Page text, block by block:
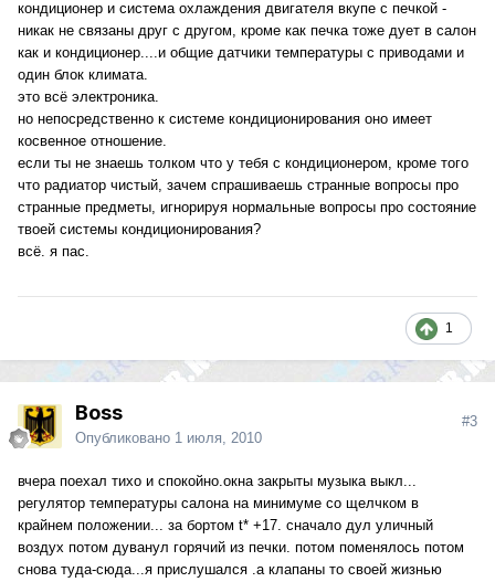
кондиционер и система охлаждения двигателя вкупе с печкой -
никак не связаны друг с другом, кроме как печка тоже дует в салон
как и кондиционер....и общие датчики температуры с приводами и
один блок климата.
это всё электроника.
но непосредственно к системе кондиционирования оно имеет
косвенное отношение.
если ты не знаешь толком что у тебя с кондиционером, кроме того
что радиатор чистый, зачем спрашиваешь странные вопросы про
странные предметы, игнорируя нормальные вопросы про состояние
твоей системы кондиционирования?
всё. я пас.
1
Boss
Опубликовано 1 июля, 2010
#3
вчера поехал тихо и спокойно.окна закрыты музыка выкл...
регулятор температуры салона на минимуме со щелчком в
крайнем положении... за бортом t* +17. сначало дул уличный
воздух потом дуванул горячий из печки. потом поменялось потом
снова туда-сюда...я прислушался .а клапаны то своей жизнью